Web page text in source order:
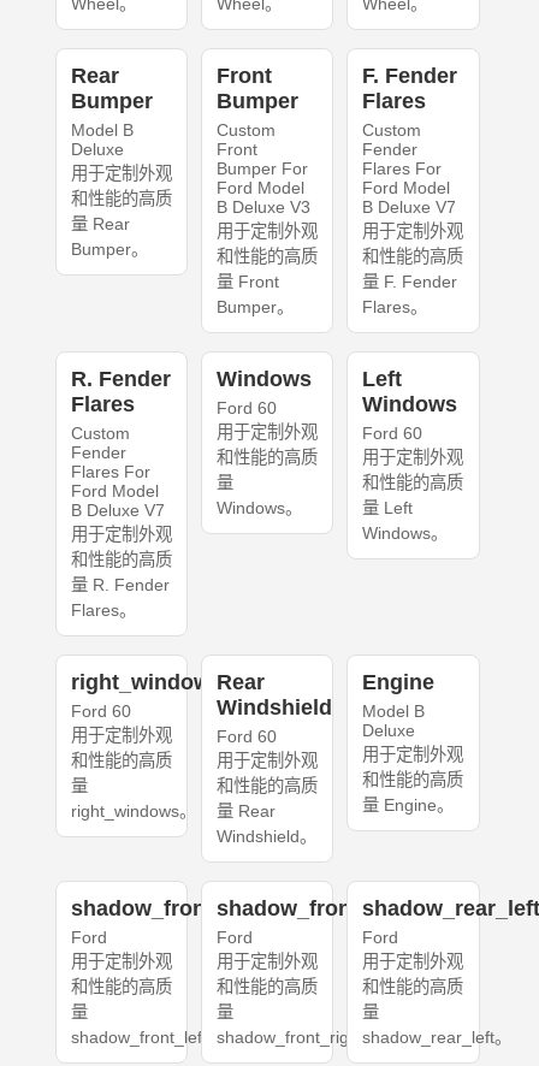
Wheel。 Wheel。 Wheel。
Rear
Bumper
Model B
Deluxe
用于定制外观
和性能的高质
量 Rear
Bumper。
Front
Bumper
Custom
Front
Bumper For
Ford Model
B Deluxe V3
用于定制外观
和性能的高质
量 Front
Bumper。
F. Fender
Flares
Custom
Fender
Flares For
Ford Model
B Deluxe V7
用于定制外观
和性能的高质
量 F. Fender
Flares。
R. Fender
Flares
Custom
Fender
Flares For
Ford Model
B Deluxe V7
用于定制外观
和性能的高质
量 R. Fender
Flares。
Windows
Ford 60
用于定制外观
和性能的高质
量
Windows。
Left
Windows
Ford 60
用于定制外观
和性能的高质
量 Left
Windows。
right_windows
Ford 60
用于定制外观
和性能的高质
量
right_windows。
Rear
Windshield
Ford 60
用于定制外观
和性能的高质
量 Rear
Windshield。
Engine
Model B
Deluxe
用于定制外观
和性能的高质
量 Engine。
shadow_front_left
Ford
用于定制外观
和性能的高质
量
shadow_front_left。
shadow_front_right
Ford
用于定制外观
和性能的高质
量
shadow_front_right。
Ford
用于定制外观
和性能的高质
量
shadow_rear_left。